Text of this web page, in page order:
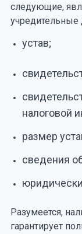
следующие,
устав;
налоговой
размер
сведения
Разумеется,
гарантирует